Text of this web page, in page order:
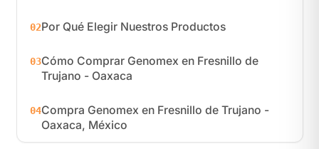
02Por Qué Elegir Nuestros Productos
03Cómo Comprar Genomex en Fresnillo de
Trujano - Oaxaca
04Compra Genomex en Fresnillo de Trujano -
Oaxaca, México